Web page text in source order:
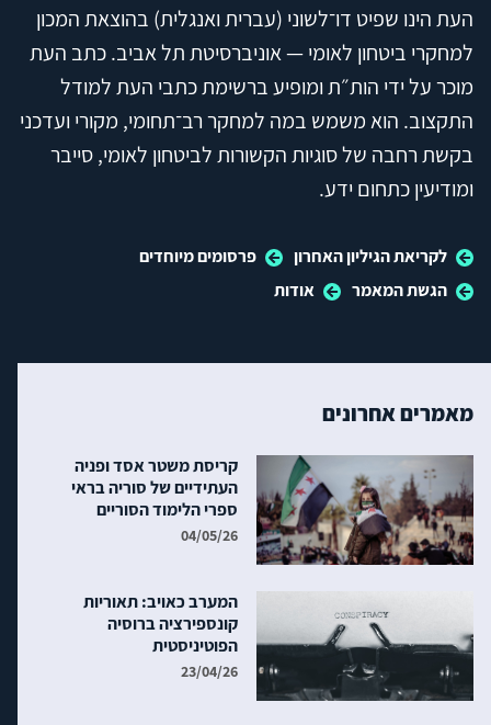
העת הינו שפיט דו־לשוני (עברית ואנגלית) בהוצאת המכון
למחקרי ביטחון לאומי — אוניברסיטת תל אביב. כתב העת
מוכר על ידי הות״ת ומופיע ברשימת כתבי העת למודל
התקצוב. הוא משמש במה למחקר רב־תחומי, מקורי ועדכני
בקשת רחבה של סוגיות הקשורות לביטחון לאומי, סייבר
ומודיעין כתחום ידע.
לקריאת הגיליון האחרון
פרסומים מיוחדים
הגשת המאמר
אודות
מאמרים אחרונים
קריסת משטר אסד ופניה
העתידיים של סוריה בראי
ספרי הלימוד הסוריים
04/05/26
המערב כאויב: תאוריות
קונספירציה ברוסיה
הפוטיניסטית
23/04/26